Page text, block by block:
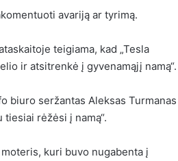
avariją ar tyrimą.
teigiama, kad „Tesla
ir atsitrenkė į gyvenamąjį namą“.
biuro seržantas Aleksas Turmanas
rėžėsi į namą“.
kuri buvo nugabenta į